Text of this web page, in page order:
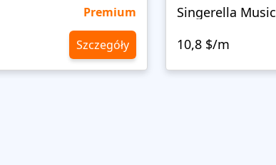
Premium
Szczegóły
Singerella Music
10,8 $/m